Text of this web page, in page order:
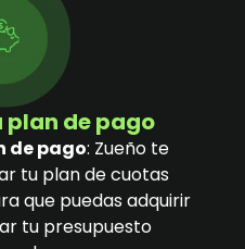
plan de pago
de pago: Zueño te
tu plan de cuotas
que puedas adquirir
tu presupuesto